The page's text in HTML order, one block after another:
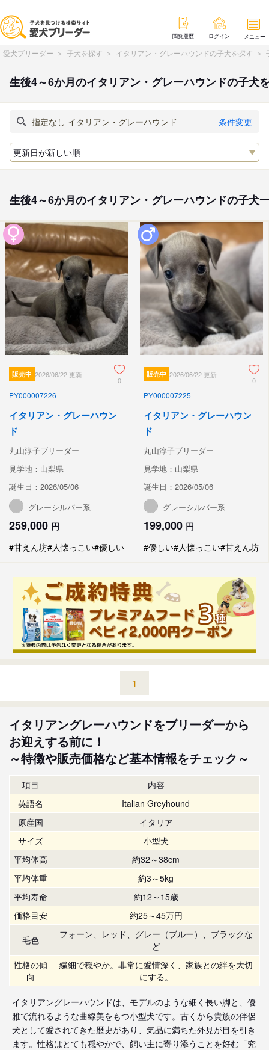
閲覧履歴 ログイン メニュー
愛犬ブリーダー 子犬を探す イタリアン・グレーハウンドの子犬を探す
生後4～6か月のイタリアン・グレーハウンドの子犬
条件変更
生後4～6か月のイタリアン・グレーハウンドの子犬
販売中 2026/06/22 更新
0
PY000007226
イタリアン・グレーハウン
ド
丸山淳子ブリーダー
見学地：山梨県
誕生日：2026/05/06
グレーシルバー系
259,000 円
#甘えん坊#人懐っこい#優しい
販売中 2026/06/22 更新
0
PY000007225
イタリアン・グレーハウン
ド
丸山淳子ブリーダー
見学地：山梨県
誕生日：2026/05/06
グレーシルバー系
199,000 円
#優しい#人懐っこい#甘えん坊
1
イタリアングレーハウンドをブリーダーから
お迎えする前に！
～特徴や販売価格など基本情報をチェック～
項目
内容
英語名
Italian Greyhound
原産国
イタリア
サイズ
小型犬
平均体高
約32～38cm
平均体重
約3～5kg
平均寿命
約12～15歳
価格目安
約25～45万円
毛色
フォーン、レッド、グレー（ブルー）、ブラックな
ど
性格の傾
向
繊細で穏やか。非常に愛情深く、家族との絆を大切
にする。
イタリアングレーハウンドは、モデルのような細く長い脚と、優
雅で流れるような曲線美をもつ小型犬です。古くから貴族の伴侶
犬として愛されてきた歴史があり、気品に満ちた外見が目を引き
ます。性格はとても穏やかで、飼い主に寄り添うことを好む「究